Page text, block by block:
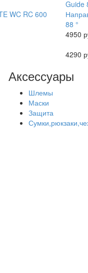
WC RC 600
88 °
4950
4290
Аксессуары
Шлемы
Маски
Защита